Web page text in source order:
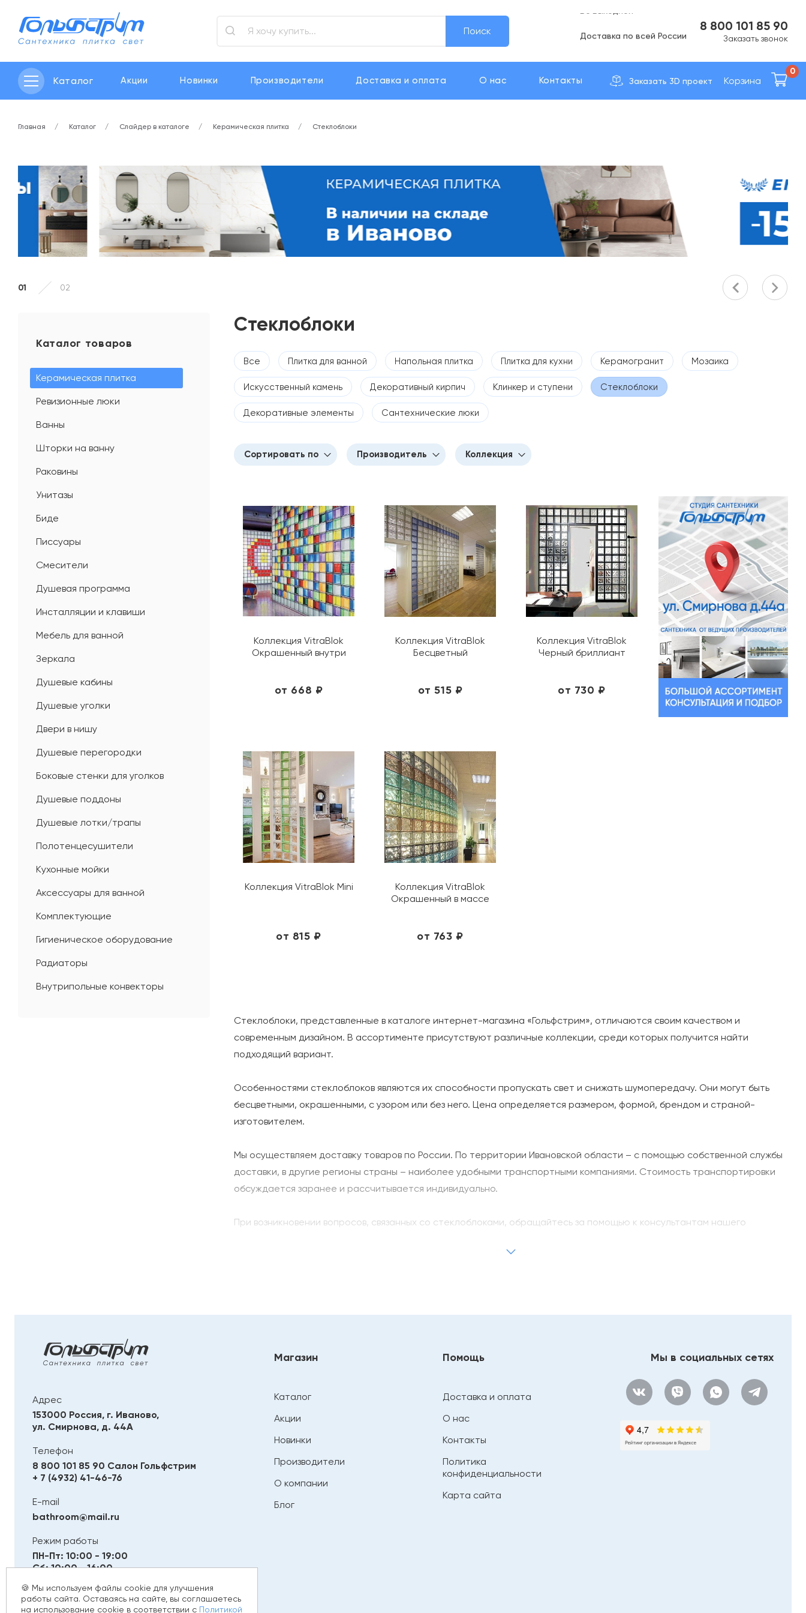
Поиск Доставка по вcей России 8 800 101 85 90
Заказать звонок
Каталог Акции Новинки Производители Доставка и оплата О нас Контакты Заказать 3D проект Корзина
0
Главная Каталог Слайдер в каталоге Керамическая плитка Стеклоблоки
01 02
Каталог товаров
Керамическая плитка
Ревизионные люки
Ванны
Шторки на ванну
Раковины
Унитазы
Биде
Писсуары
Смесители
Душевая программа
Инсталляции и клавиши
Мебель для ванной
Зеркала
Душевые кабины
Душевые уголки
Двери в нишу
Душевые перегородки
Боковые стенки для уголков
Душевые поддоны
Душевые лотки/трапы
Полотенцесушители
Кухонные мойки
Аксессуары для ванной
Комплектующие
Гигиеническое оборудование
Радиаторы
Внутрипольные конвекторы
Стеклоблоки
Все Плитка для ванной Напольная плитка Плитка для кухни Керамогранит Мозаика
Искусственный камень Декоративный кирпич Клинкер и ступени Стеклоблоки
Декоративные элементы Сантехнические люки
Сортировать по
Популярности
Возрастанию цены
Убыванию цены
Акциям
Производитель Коллекция
VitraBlok Черный
Сортировать по
Дате
обновления
Популярности
Акциям
Коллекция VitraBlok
Окрашенный внутри
от 668 ₽
Коллекция VitraBlok
Бесцветный
от 515 ₽
Коллекция VitraBlok
Черный бриллиант
от 730 ₽
Коллекция VitraBlok Mini
от 815 ₽
Коллекция VitraBlok
Окрашенный в массе
от 763 ₽
Стеклоблоки, представленные в каталоге интернет-магазина «Гольфстрим», отличаются своим качеством и
современным дизайном. В ассортименте присутствуют различные коллекции, среди которых получится найти
подходящий вариант.
Особенностями стеклоблоков являются их способности пропускать свет и снижать шумопередачу. Они могут быть
бесцветными, окрашенными, с узором или без него. Цена определяется размером, формой, брендом и страной-
изготовителем.
Мы осуществляем доставку товаров по России. По территории Ивановской области – с помощью собственной службы
доставки, в другие регионы страны – наиболее удобными транспортными компаниями. Стоимость транспортировки
обсуждается заранее и рассчитывается индивидуально.
При возникновении вопросов, связанных со стеклоблоками, обращайтесь за помощью к консультантам нашего
Адрес
153000 Россия, г. Иваново,
ул. Смирнова, д. 44А
Телефон
8 800 101 85 90 Салон Гольфстрим
+ 7 (4932) 41-46-76
E-mail
bathroom@mail.ru
Режим работы
ПН-Пт: 10:00 - 19:00
Сб: 10:00 - 16:00
Магазин
Каталог
Акции
Новинки
Производители
О компании
Блог
Помощь
Доставка и оплата
О нас
Контакты
Политика
конфиденциальности
Карта сайта
Мы в социальных сетях
🍪 Мы используем файлы cookie для улучшения
работы сайта. Оставаясь на сайте, вы соглашаетесь
на использование cookie в соответствии с Политикой